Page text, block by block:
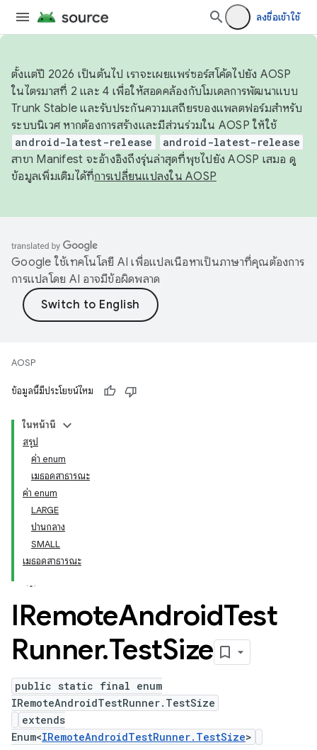
ลงชื่อเข้าใช้
ตั้งแต่ปี 2026 เป็นต้นไป เราจะเผยแพร่ซอร์สโค้ดไปยัง AOSP
ในไตรมาสที่ 2 และ 4 เพื่อให้สอดคล้องกับโมเดลการพัฒนาแบบ
Trunk Stable และรับประกันความเสถียรของแพลตฟอร์มสำหรับ
ระบบนิเวศ หากต้องการสร้างและมีส่วนร่วมใน AOSP ให้ใช้
android-latest-release android-latest-release
สาขา Manifest จะอ้างอิงถึงรุ่นล่าสุดที่พุชไปยัง AOSP เสมอ ดู
ข้อมูลเพิ่มเติมได้ที่การเปลี่ยนแปลงใน AOSP
Google ใช้เทคโนโลยี AI เพื่อแปลเนื้อหาเป็นภาษาที่คุณต้องการ
การแปลโดย AI อาจมีข้อผิดพลาด
AOSP
ข้อมูลนี้มีประโยชน์ไหม
ในหน้านี้
สรุป
ค่า enum
เมธอดสาธารณะ
ค่า enum
LARGE
ปานกลาง
SMALL
เมธอดสาธารณะ
IRemoteAndroidTest
Runner.TestSize
public static final enum
IRemoteAndroidTestRunner.TestSize
extends
Enum<IRemoteAndroidTestRunner.TestSize>